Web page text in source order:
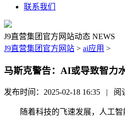
联系我们
J9直营集团官方网站动态 NEWS
J9直营集团官方网站 > ai应用 >
马斯克警告：AI或导致智力
发布时间：2025-02-18 16:35 | 阅
随着科技的飞速发展，人工智